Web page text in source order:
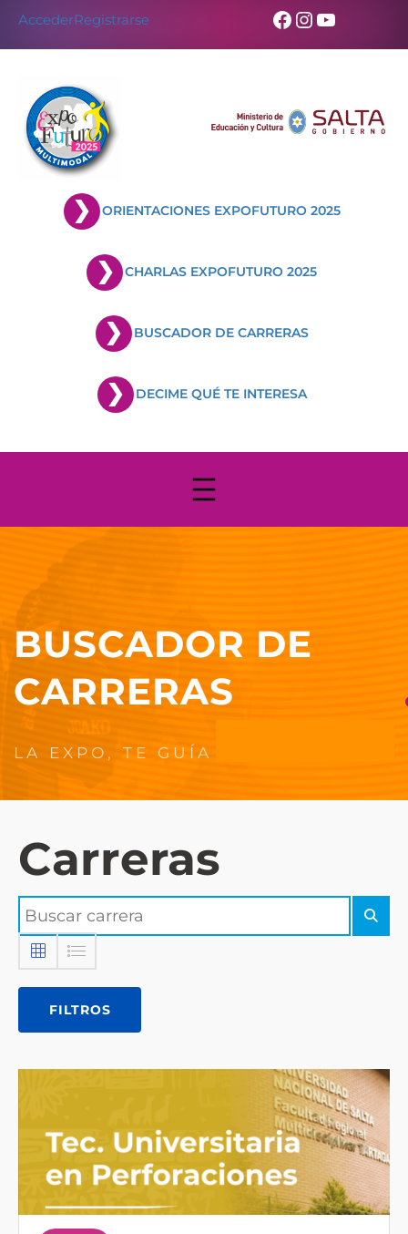
content
AccederRegistrarse Facebook
Instagram
YouTube
ORIENTACIONES EXPOFUTURO 2025
CHARLAS EXPOFUTURO 2025
BUSCADOR DE CARRERAS
DECIME QUÉ TE INTERESA
BUSCADOR DE
CARRERAS
Carreras
FILTROS